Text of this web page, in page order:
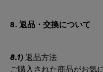
8. 返品・交換について
8.1) 返品方法
ご購入された商品がお気